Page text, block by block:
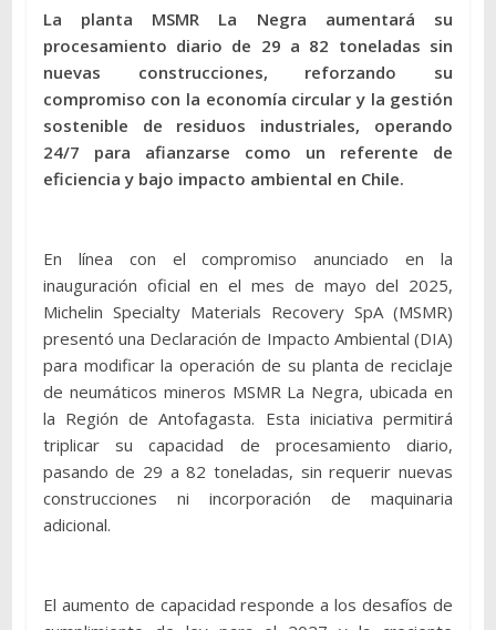
La planta MSMR La Negra aumentará su
procesamiento diario de 29 a 82 toneladas sin
nuevas construcciones, reforzando su
compromiso con la economía circular y la gestión
sostenible de residuos industriales, operando
24/7 para afianzarse como un referente de
eficiencia y bajo impacto ambiental en Chile.
En línea con el compromiso anunciado en la
inauguración oficial en el mes de mayo del 2025,
Michelin Specialty Materials Recovery SpA (MSMR)
presentó una Declaración de Impacto Ambiental (DIA)
para modificar la operación de su planta de reciclaje
de neumáticos mineros MSMR La Negra, ubicada en
la Región de Antofagasta. Esta iniciativa permitirá
triplicar su capacidad de procesamiento diario,
pasando de 29 a 82 toneladas, sin requerir nuevas
construcciones ni incorporación de maquinaria
adicional.
El aumento de capacidad responde a los desafíos de